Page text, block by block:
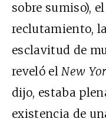
sobre sumiso),
reclutamiento,
esclavitud de
reveló elNew
dijo, estaba
existencia de